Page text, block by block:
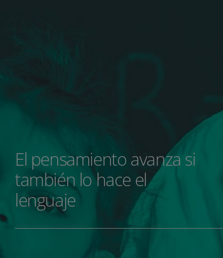
El pensamiento avanza si
también lo hace el
lenguaje